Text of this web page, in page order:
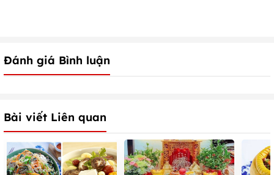
Đánh giá Bình luận
Bài viết Liên quan